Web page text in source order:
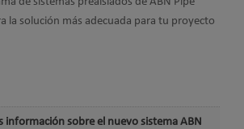
la solución más adecuada para tu proyecto
información sobre el nuevo sistema ABN